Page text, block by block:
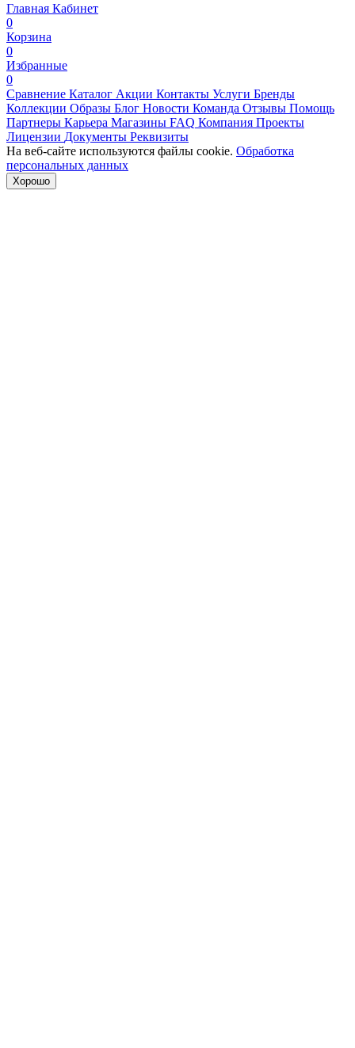
Главная Кабинет
0
Корзина
0
Избранные
0
Сравнение Каталог Акции Контакты Услуги Бренды
Коллекции Образы Блог Новости Команда Отзывы Помощь
Партнеры Карьера Магазины FAQ Компания Проекты
Лицензии Документы Реквизиты
На веб-сайте используются файлы cookie. Обработка
персональных данных
Хорошо